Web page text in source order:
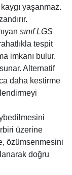
yaşanmaz.
sınıf LGS
tespit
imkanı bulur.
Alternatif
daha kestirme
üzerine
özümsenmesini
doğru